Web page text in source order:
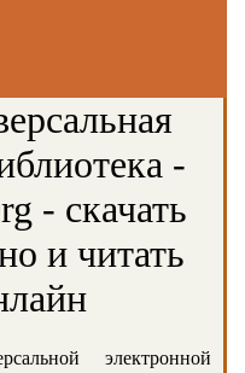
-
- скачать
и читать
электронной